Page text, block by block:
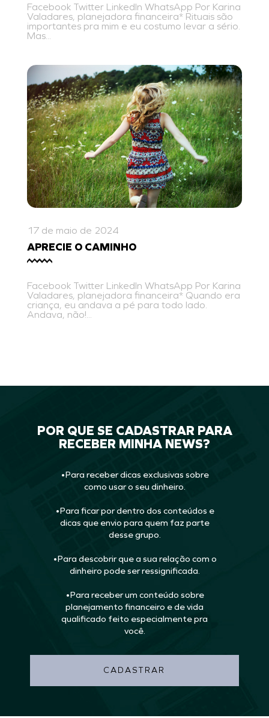
Facebook Twitter LinkedIn WhatsApp Por Karina
Valadares, planejadora financeira* Rituais são
importantes pra mim e eu costumo levar a sério.
Mas...
17 de maio de 2024
APRECIE O CAMINHO
Facebook Twitter LinkedIn WhatsApp Por Karina
Valadares, planejadora financeira* Quando era
criança, eu andava a pé para todo lado.
Andava, não!...
POR QUE SE CADASTRAR PARA
RECEBER MINHA NEWS?
•Para receber dicas exclusivas sobre
como usar o seu dinheiro.
•Para ficar por dentro dos conteúdos e
dicas que envio para quem faz parte
desse grupo.
•Para descobrir que a sua relação com o
dinheiro pode ser ressignificada.
•Para receber um conteúdo sobre
planejamento financeiro e de vida
qualificado feito especialmente pra
você.
CADASTRAR